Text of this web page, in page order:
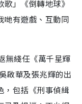
」《倒轉地球》
哋有遊戲、互動同
無綫任《萬千星輝
啟華及張兆輝的出
，包括《刑事偵緝